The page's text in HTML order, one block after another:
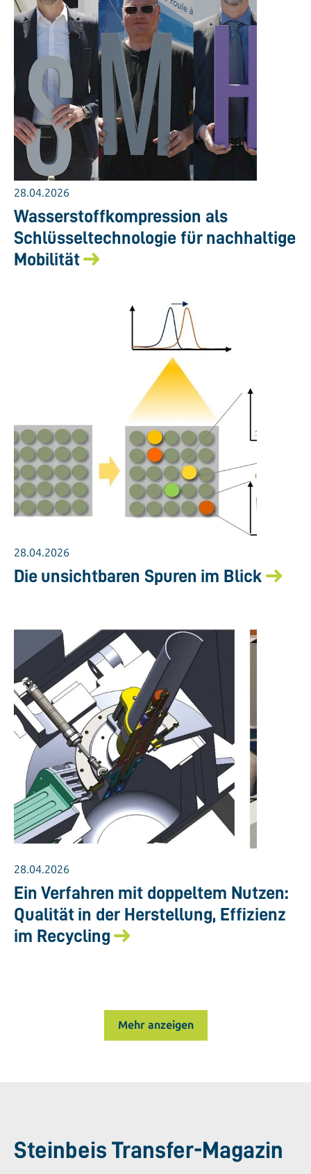
28.04.2026
Wasserstoffkompression als
Schlüsseltechnologie für nachhaltige
Mobilität
28.04.2026
Die unsichtbaren Spuren im Blick
28.04.2026
Ein Verfahren mit doppeltem Nutzen:
Qualität in der Herstellung, Effizienz
im Recycling
Mehr anzeigen
Steinbeis Transfer-Magazin